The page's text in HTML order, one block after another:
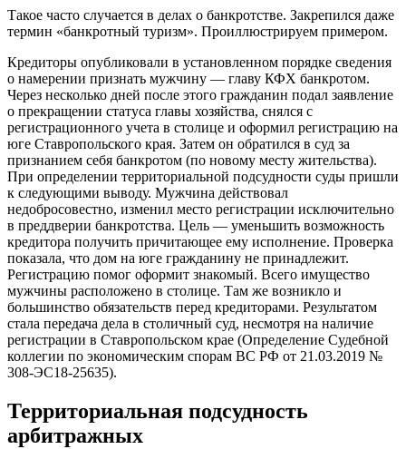
Такое часто случается в делах о банкротстве. Закрепился даже
термин «банкротный туризм». Проиллюстрируем примером.
Кредиторы опубликовали в установленном порядке сведения
о намерении признать мужчину — главу КФХ банкротом.
Через несколько дней после этого гражданин подал заявление
о прекращении статуса главы хозяйства, снялся с
регистрационного учета в столице и оформил регистрацию на
юге Ставропольского края. Затем он обратился в суд за
признанием себя банкротом (по новому месту жительства).
При определении территориальной подсудности суды пришли
к следующими выводу. Мужчина действовал
недобросовестно, изменил место регистрации исключительно
в преддверии банкротства. Цель — уменьшить возможность
кредитора получить причитающее ему исполнение. Проверка
показала, что дом на юге гражданину не принадлежит.
Регистрацию помог оформит знакомый. Всего имущество
мужчины расположено в столице. Там же возникло и
большинство обязательств перед кредиторами. Результатом
стала передача дела в столичный суд, несмотря на наличие
регистрации в Ставропольском крае (Определение Судебной
коллегии по экономическим спорам ВС РФ от 21.03.2019 №
308-ЭС18-25635).
Территориальная подсудность
арбитражных